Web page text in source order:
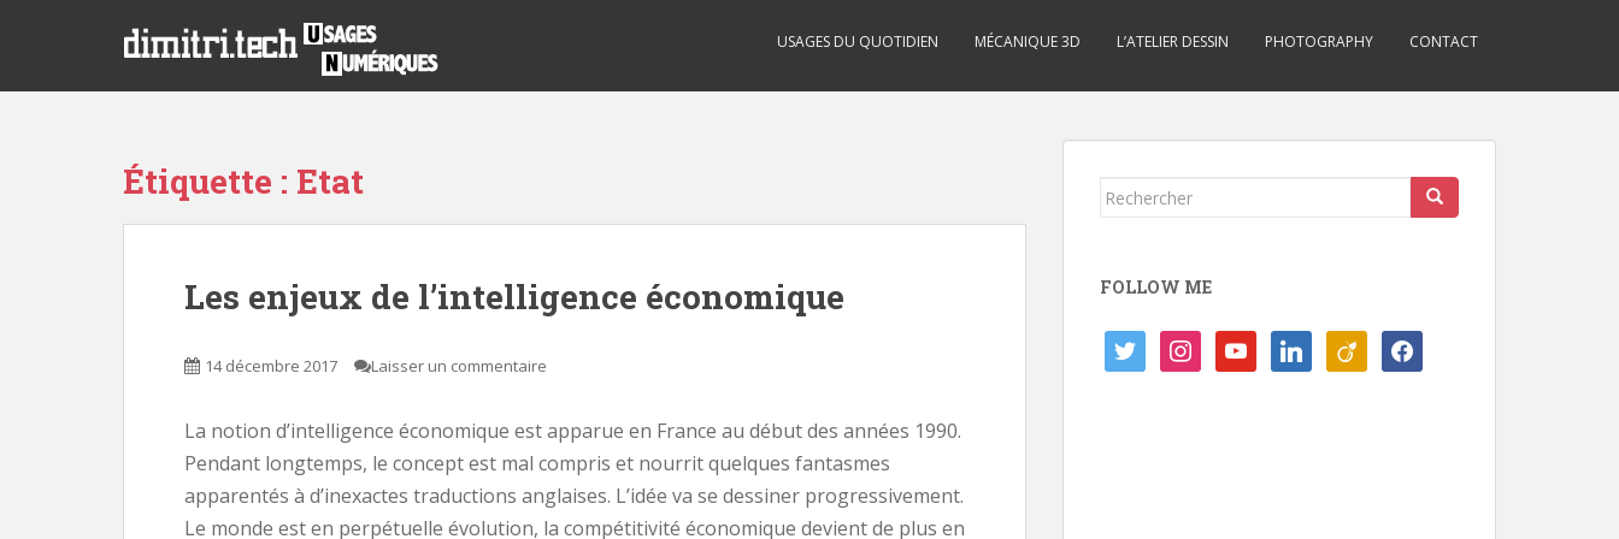
p
USAGES DU QUOTIDIEN MÉCANIQUE 3D L’ATELIER DESSIN PHOTOGRAPHY CONTACT
Étiquette : Etat
Les enjeux de l’intelligence économique
14 décembre 2017 Laisser un commentaire
La notion d’intelligence économique est apparue en France au début des années 1990.
Pendant longtemps, le concept est mal compris et nourrit quelques fantasmes
apparentés à d’inexactes traductions anglaises. L’idée va se dessiner progressivement.
Le monde est en perpétuelle évolution, la compétitivité économique devient de plus en
Rechercher...
FOLLOW ME
twitter instagramyoutubelinkedinviadeo facebook